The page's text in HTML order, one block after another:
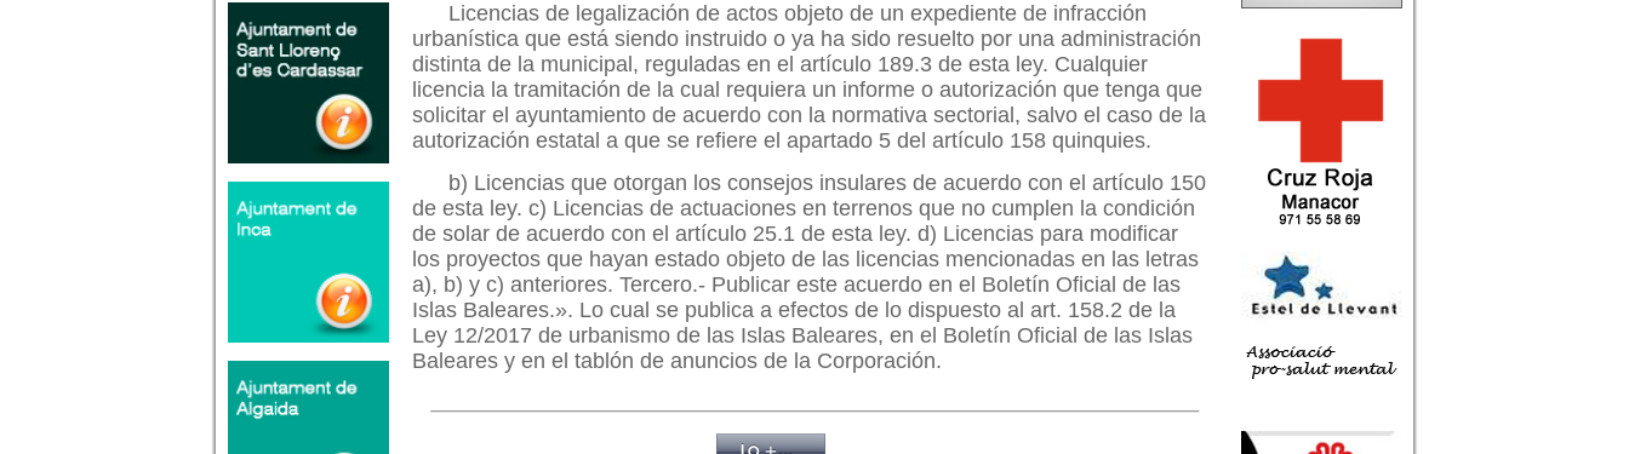
Licencias de legalización de actos objeto de un expediente de infracción
urbanística que está siendo instruido o ya ha sido resuelto por una administración
distinta de la municipal, reguladas en el artículo 189.3 de esta ley. Cualquier
licencia la tramitación de la cual requiera un informe o autorización que tenga que
solicitar el ayuntamiento de acuerdo con la normativa sectorial, salvo el caso de la
autorización estatal a que se refiere el apartado 5 del artículo 158 quinquies.
b) Licencias que otorgan los consejos insulares de acuerdo con el artículo 150
de esta ley. c) Licencias de actuaciones en terrenos que no cumplen la condición
de solar de acuerdo con el artículo 25.1 de esta ley. d) Licencias para modificar
los proyectos que hayan estado objeto de las licencias mencionadas en las letras
a), b) y c) anteriores. Tercero.- Publicar este acuerdo en el Boletín Oficial de las
Islas Baleares.». Lo cual se publica a efectos de lo dispuesto al art. 158.2 de la
Ley 12/2017 de urbanismo de las Islas Baleares, en el Boletín Oficial de las Islas
Baleares y en el tablón de anuncios de la Corporación.